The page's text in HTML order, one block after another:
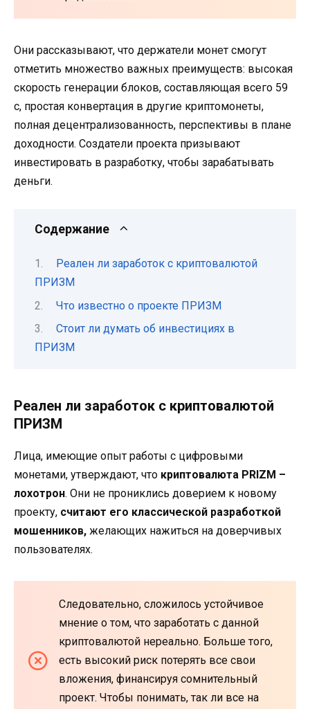
Они рассказывают, что держатели монет смогут
отметить множество важных преимуществ: высокая
скорость генерации блоков, составляющая всего 59
с, простая конвертация в другие криптомонеты,
полная децентрализованность, перспективы в плане
доходности. Создатели проекта призывают
инвестировать в разработку, чтобы зарабатывать
деньги.
Содержание
Реален ли заработок с криптовалютой
ПРИЗМ
Что известно о проекте ПРИЗМ
Стоит ли думать об инвестициях в
ПРИЗМ
Реален ли заработок с криптовалютой
ПРИЗМ
Лица, имеющие опыт работы с цифровыми
монетами, утверждают, что криптовалюта PRIZM –
лохотрон. Они не прониклись доверием к новому
проекту, считают его классической разработкой
мошенников, желающих нажиться на доверчивых
пользователях.
Следовательно, сложилось устойчивое
мнение о том, что заработать с данной
криптовалютой нереально. Больше того,
есть высокий риск потерять все свои
вложения, финансируя сомнительный
проект. Чтобы понимать, так ли все на